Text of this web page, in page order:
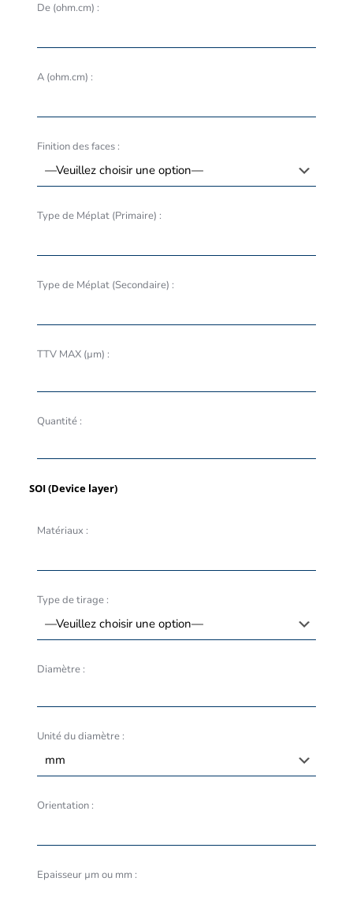
De (ohm.cm) :
A (ohm.cm) :
Finition des faces :
Type de Méplat (Primaire) :
Type de Méplat (Secondaire) :
TTV MAX (µm) :
Quantité :
SOI (Device layer)
Matériaux :
Type de tirage :
Diamètre :
Unité du diamètre :
Orientation :
Epaisseur µm ou mm :